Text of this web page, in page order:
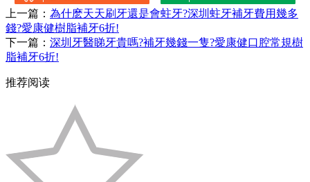
上一篇： 為什麽天天刷牙還是會蛀牙?深圳蛀牙補牙費用幾多
錢?愛康健樹脂補牙6折!
下一篇： 深圳牙醫睇牙貴嗎?補牙幾錢一隻?愛康健口腔常規樹
脂補牙6折!
推荐阅读